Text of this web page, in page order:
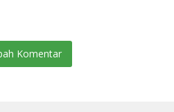
Komentar